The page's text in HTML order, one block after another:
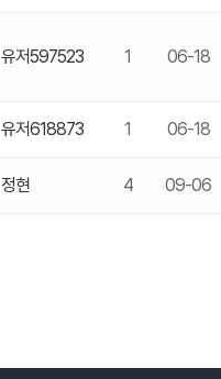
유저597523 1 06-18
유저618873 1 06-18
정현 4 09-06